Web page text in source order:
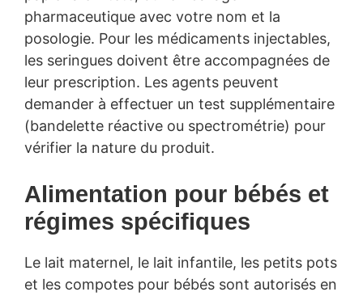
pharmaceutique avec votre nom et la
posologie. Pour les médicaments injectables,
les seringues doivent être accompagnées de
leur prescription. Les agents peuvent
demander à effectuer un test supplémentaire
(bandelette réactive ou spectrométrie) pour
vérifier la nature du produit.
Alimentation pour bébés et
régimes spécifiques
Le lait maternel, le lait infantile, les petits pots
et les compotes pour bébés sont autorisés en